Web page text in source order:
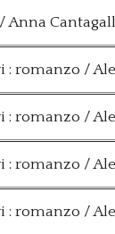
Anna
: romanzo /
: romanzo /
: romanzo /
: romanzo /